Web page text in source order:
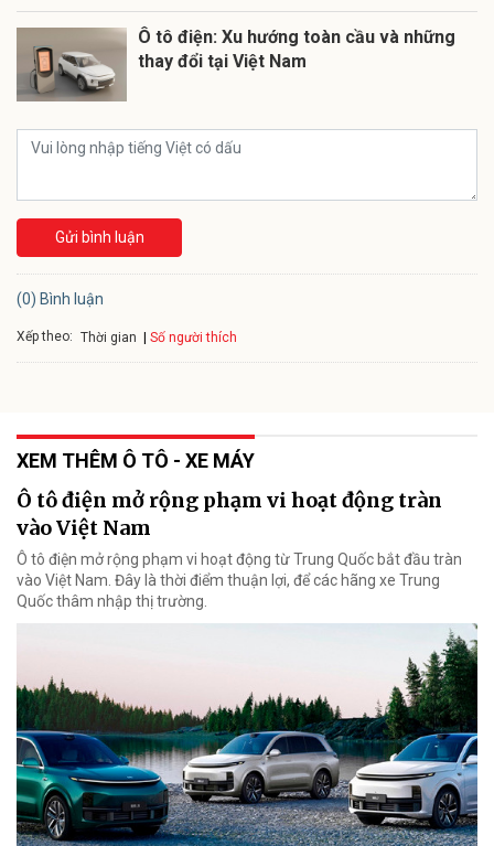
Ô tô điện: Xu hướng toàn cầu và những
thay đổi tại Việt Nam
Gửi bình luận
(0) Bình luận
Xếp theo: Thời gian Số người thích
XEM THÊM Ô TÔ - XE MÁY
Ô tô điện mở rộng phạm vi hoạt động tràn
vào Việt Nam
Ô tô điện mở rộng phạm vi hoạt động từ Trung Quốc bắt đầu tràn
vào Việt Nam. Đây là thời điểm thuận lợi, để các hãng xe Trung
Quốc thâm nhập thị trường.